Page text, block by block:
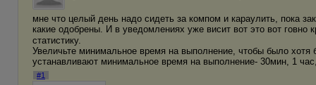
мне что целый день надо сидеть за компом и караулить, пока
какие одобрены. И в уведомлениях уже висит вот это вот говно
статистику.
Увеличьте минимальное время на выполнение, чтобы было
устанавливают минимальное время на выполнение- 30мин, 1
#1